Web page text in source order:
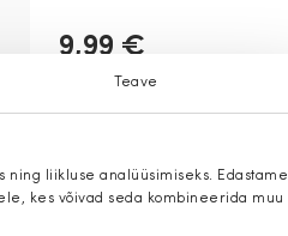
Teave
ning liikluse analüüsimiseks. Edastame
kes võivad seda kombineerida muu
9,99 €